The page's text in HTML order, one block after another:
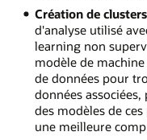
Création de clusters
d'analyse utilisé
learning non
modèle de
de données pour
données
des modèles de
une meilleure